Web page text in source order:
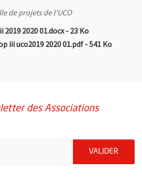
de projets de l'UCO
2020 01.docx, Fichier au format
- 23 Ko, Ouvre une
iii uco2019 2020 01.pdf, Fichier au
- 541 Ko, Ouvre
des Associations
VALIDER